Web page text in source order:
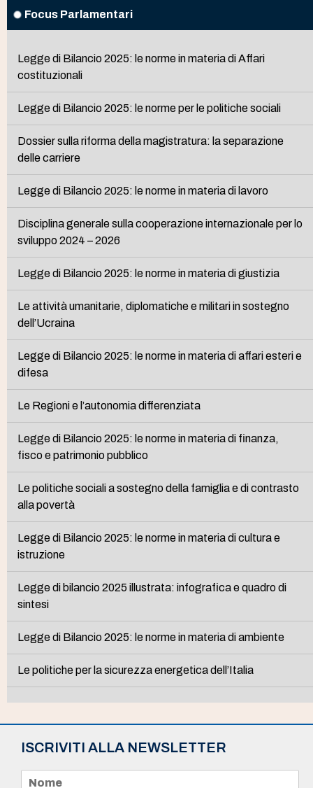
Focus Parlamentari
Legge di Bilancio 2025: le norme in materia di Affari
costituzionali
Legge di Bilancio 2025: le norme per le politiche sociali
Dossier sulla riforma della magistratura: la separazione
delle carriere
Legge di Bilancio 2025: le norme in materia di lavoro
Disciplina generale sulla cooperazione internazionale per lo
sviluppo 2024 – 2026
Legge di Bilancio 2025: le norme in materia di giustizia
Le attività umanitarie, diplomatiche e militari in sostegno
dell’Ucraina
Legge di Bilancio 2025: le norme in materia di affari esteri e
difesa
Le Regioni e l’autonomia differenziata
Legge di Bilancio 2025: le norme in materia di finanza,
fisco e patrimonio pubblico
Le politiche sociali a sostegno della famiglia e di contrasto
alla povertà
Legge di Bilancio 2025: le norme in materia di cultura e
istruzione
Legge di bilancio 2025 illustrata: infografica e quadro di
sintesi
Legge di Bilancio 2025: le norme in materia di ambiente
Le politiche per la sicurezza energetica dell’Italia
ISCRIVITI ALLA NEWSLETTER